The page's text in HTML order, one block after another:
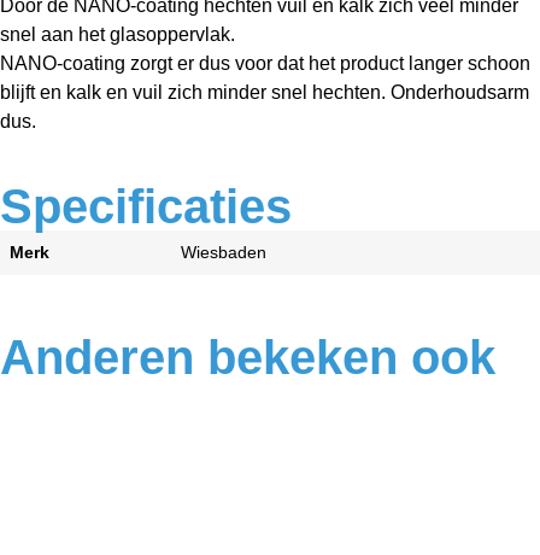
Door de NANO-coating hechten vuil en kalk zich veel minder
snel aan het glasoppervlak.
NANO-coating zorgt er dus voor dat het product langer schoon
blijft en kalk en vuil zich minder snel hechten. Onderhoudsarm
dus.
Specificaties
Merk Wiesbaden
Anderen bekeken ook